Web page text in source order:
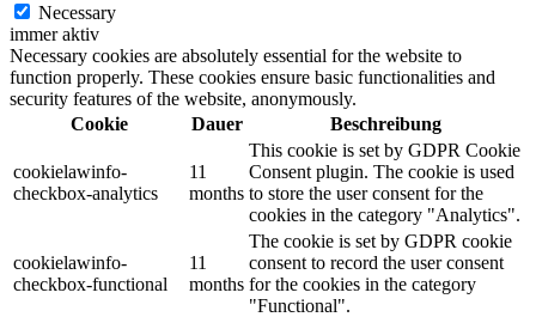
Necessary
immer aktiv
Necessary cookies are absolutely essential for the website to
function properly. These cookies ensure basic functionalities and
security features of the website, anonymously.
Cookie
Dauer Beschreibung
cookielawinfo-
checkbox-analytics
11
months
This cookie is set by GDPR Cookie
Consent plugin. The cookie is used
to store the user consent for the
cookies in the category "Analytics".
cookielawinfo-
checkbox-functional
11
months
The cookie is set by GDPR cookie
consent to record the user consent
for the cookies in the category
"Functional".